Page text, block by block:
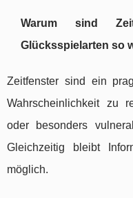
Warum sind
Glücksspielarten so
Zeitfenster sind ein
Wahrscheinlichkeit zu
oder besonders
Gleichzeitig bleibt
möglich.